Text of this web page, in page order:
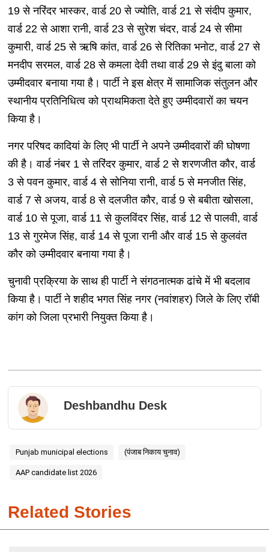
19 से नरिंदर भास्कर, वार्ड 20 से ज्योति, वार्ड 21 से संदीप कुमार,
वार्ड 22 से आशा रानी, वार्ड 23 से सुरेश चंदर, वार्ड 24 से सीमा
कुमारी, वार्ड 25 से ऋषि कांत, वार्ड 26 से रितिका भनोट, वार्ड 27 से
मनदीप सरमल, वार्ड 28 से कमला देवी तथा वार्ड 29 से इंदु बाला को
उम्मीदवार बनाया गया है। पार्टी ने इस क्षेत्र में सामाजिक संतुलन और
स्थानीय प्रतिनिधित्व को प्राथमिकता देते हुए उम्मीदवारों का चयन
किया है।
नगर परिषद कादियां के लिए भी पार्टी ने अपने उम्मीदवारों की घोषणा
की है। वार्ड नंबर 1 से तरिंदर कुमार, वार्ड 2 से शरणजीत कौर, वार्ड
3 से पवन कुमार, वार्ड 4 से सोनिया रानी, वार्ड 5 से मनजीत सिंह,
वार्ड 7 से अजय, वार्ड 8 से दलजीत कौर, वार्ड 9 से बबीता खोसला,
वार्ड 10 से पूजा, वार्ड 11 से कुलविंदर सिंह, वार्ड 12 से पालवी, वार्ड
13 से गुरमेज सिंह, वार्ड 14 से पूजा रानी और वार्ड 15 से कुलवंत
कौर को उम्मीदवार बनाया गया है।
चुनावी प्रक्रिया के साथ ही पार्टी ने संगठनात्मक ढांचे में भी बदलाव
किया है। पार्टी ने शहीद भगत सिंह नगर (नवांशहर) जिले के लिए रॉबी
कांग को जिला प्रभारी नियुक्त किया है।
Deshbandhu Desk
Punjab municipal elections (पंजाब निकाय चुनाव)
AAP candidate list 2026
Related Stories